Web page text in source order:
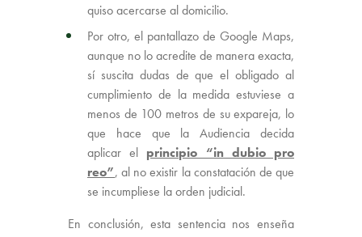
quiso acercarse al domicilio.
Por otro, el pantallazo de Google Maps,
aunque no lo acredite de manera exacta,
sí suscita dudas de que el obligado al
cumplimiento de la medida estuviese a
menos de 100 metros de su expareja, lo
que hace que la Audiencia decida
aplicar el principio “in dubio pro
reo”, al no existir la constatación de que
se incumpliese la orden judicial.
En conclusión, esta sentencia nos enseña